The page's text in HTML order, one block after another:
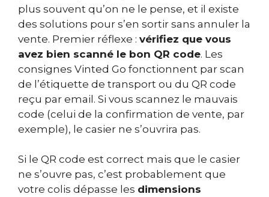
plus souvent qu’on ne le pense, et il existe
des solutions pour s’en sortir sans annuler la
vente. Premier réflexe : vérifiez que vous
avez bien scanné le bon QR code. Les
consignes Vinted Go fonctionnent par scan
de l’étiquette de transport ou du QR code
reçu par email. Si vous scannez le mauvais
code (celui de la confirmation de vente, par
exemple), le casier ne s’ouvrira pas.
Si le QR code est correct mais que le casier
ne s’ouvre pas, c’est probablement que
votre colis dépasse les dimensions